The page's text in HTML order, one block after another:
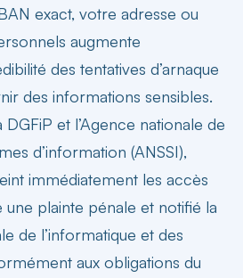
exact, votre adresse ou
augmente
des tentatives d’arnaque
des informations sensibles.
et l’Agence nationale de
d’information (ANSSI),
immédiatement les accès
plainte pénale et notifié la
de l’informatique et des
aux obligations du